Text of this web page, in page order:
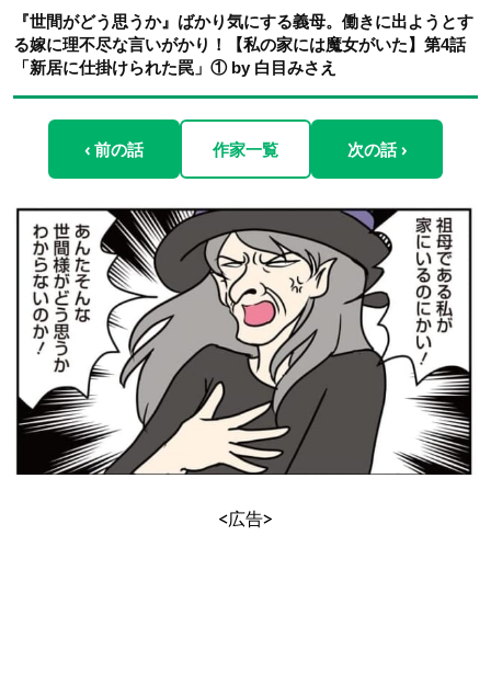
『世間がどう思うか』ばかり気にする義母。働きに出ようとす
る嫁に理不尽な言いがかり！【私の家には魔女がいた】第4話
「新居に仕掛けられた罠」① by 白目みさえ
‹ 前の話 作家一覧 次の話 ›
<広告>